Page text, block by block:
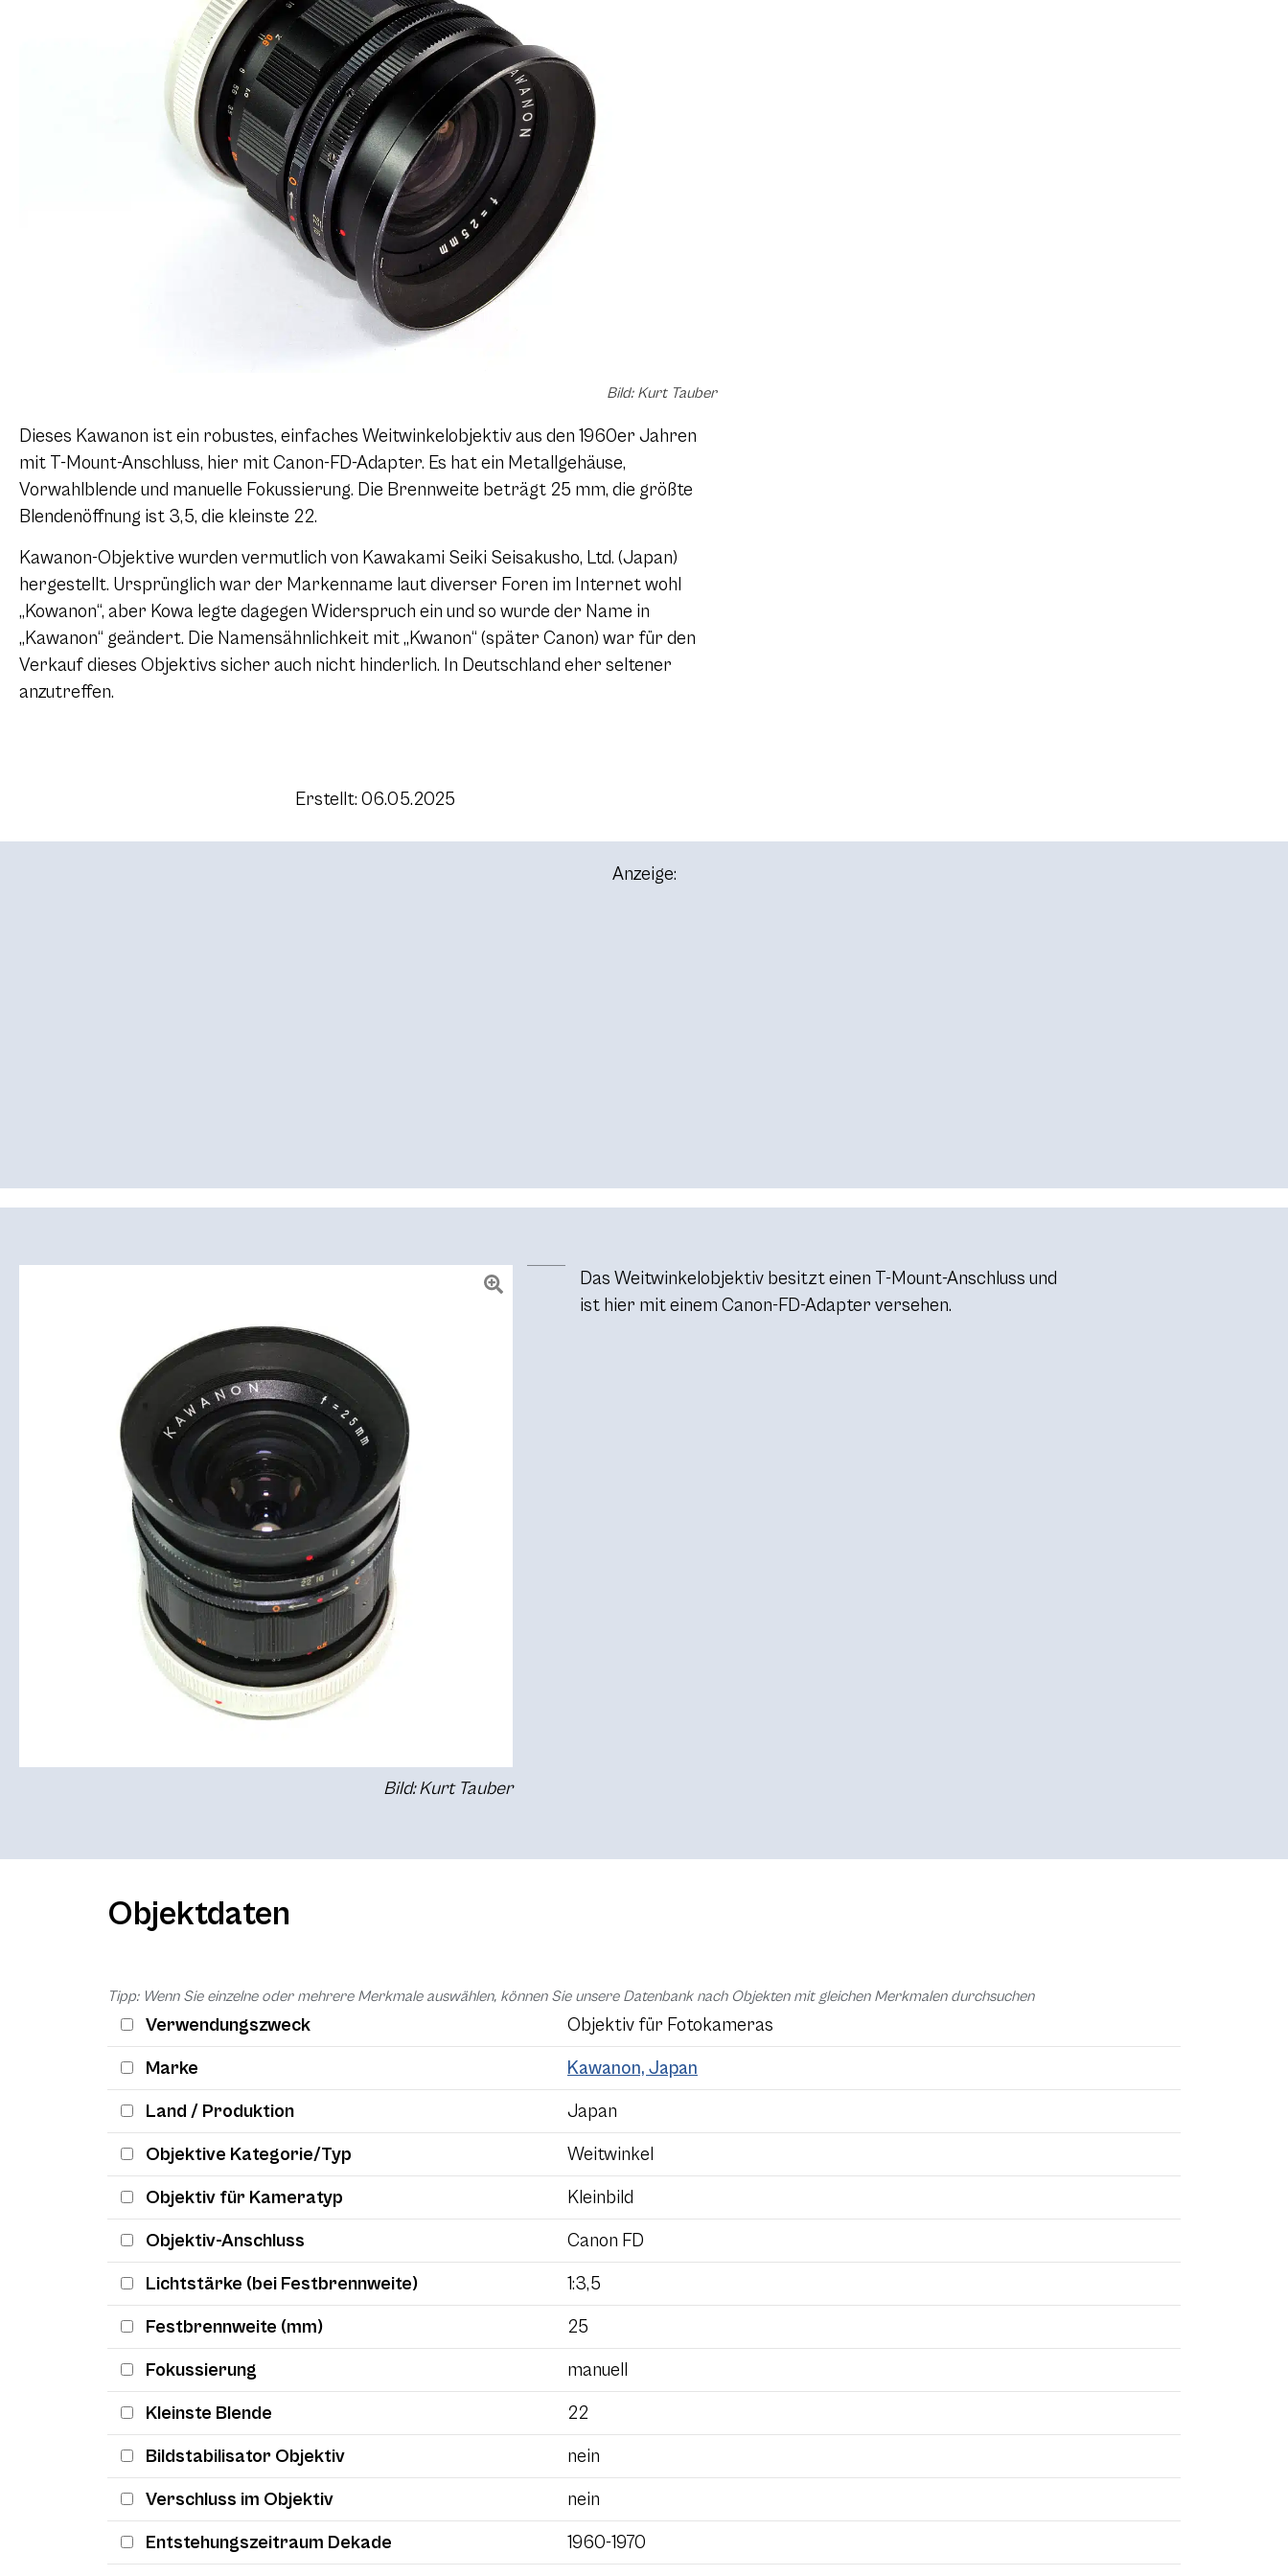
Bild: Kurt Tauber
Dieses Kawanon ist ein robustes, einfaches Weitwinkelobjektiv aus den 1960er Jahren
mit T-Mount-Anschluss, hier mit Canon-FD-Adapter. Es hat ein Metallgehäuse,
Vorwahlblende und manuelle Fokussierung. Die Brennweite beträgt 25 mm, die größte
Blendenöffnung ist 3,5, die kleinste 22.
Kawanon-Objektive wurden vermutlich von Kawakami Seiki Seisakusho, Ltd. (Japan)
hergestellt. Ursprünglich war der Markenname laut diverser Foren im Internet wohl
„Kowanon“, aber Kowa legte dagegen Widerspruch ein und so wurde der Name in
„Kawanon“ geändert. Die Namensähnlichkeit mit „Kwanon“ (später Canon) war für den
Verkauf dieses Objektivs sicher auch nicht hinderlich. In Deutschland eher seltener
anzutreffen.
Erstellt: 06.05.2025
Anzeige:
Bild: Kurt Tauber
Das Weitwinkelobjektiv besitzt einen T-Mount-Anschluss und
ist hier mit einem Canon-FD-Adapter versehen.
Objektdaten
Tipp: Wenn Sie einzelne oder mehrere Merkmale auswählen, können Sie unsere Datenbank nach Objekten mit gleichen Merkmalen durchsuchen
Verwendungszweck Objektiv für Fotokameras
Marke Kawanon, Japan
Land / Produktion Japan
Objektive Kategorie/Typ Weitwinkel
Objektiv für Kameratyp Kleinbild
Objektiv-Anschluss Canon FD
Lichtstärke (bei Festbrennweite) 1:3,5
Festbrennweite (mm) 25
Fokussierung manuell
Kleinste Blende 22
Bildstabilisator Objektiv nein
Verschluss im Objektiv nein
Entstehungszeitraum Dekade 1960-1970